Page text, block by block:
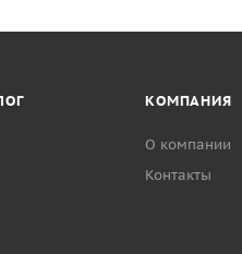
КОМПАНИЯ
О компании
Контакты